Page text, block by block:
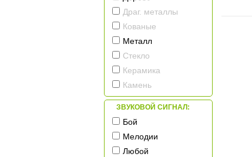
Драг. металлы
Кованые
Металл
Стекло
Керамика
Камень
Пластик
ЗВУКОВОЙ СИГНАЛ:
Бой
Мелодии
Любой